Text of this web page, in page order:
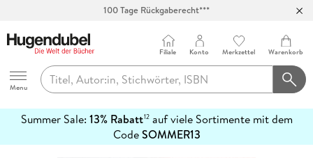
100 Tage Rückgaberecht***
Hugendubel
Menu
Filiale Konto Merkzettel Warenkorb
Summer Sale: 13% Rabatt12auf viele Sortimente mit dem
CodeSOMMER13
erfahren